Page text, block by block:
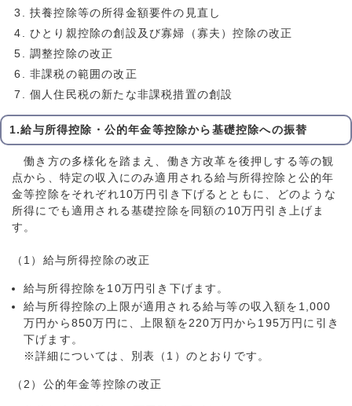
扶養控除等の所得金額要件の見直し
ひとり親控除の創設及び寡婦（寡夫）控除の改正
調整控除の改正
非課税の範囲の改正
個人住民税の新たな非課税措置の創設
1.給与所得控除・公的年金等控除から基礎控除への振替
働き方の多様化を踏まえ、働き方改革を後押しする等の観
点から、特定の収入にのみ適用される給与所得控除と公的年
金等控除をそれぞれ10万円引き下げるとともに、どのような
所得にでも適用される基礎控除を同額の10万円引き上げま
す。
（1）給与所得控除の改正
給与所得控除を10万円引き下げます。
給与所得控除の上限が適用される給与等の収入額を1,000
万円から850万円に、上限額を220万円から195万円に引き
下げます。
※詳細については、別表（1）のとおりです。
（2）公的年金等控除の改正